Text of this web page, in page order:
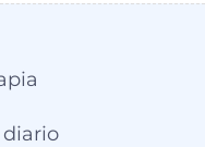
diario